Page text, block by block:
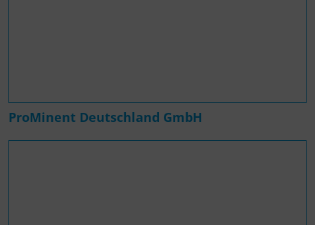
ProMinent Deutschland GmbH